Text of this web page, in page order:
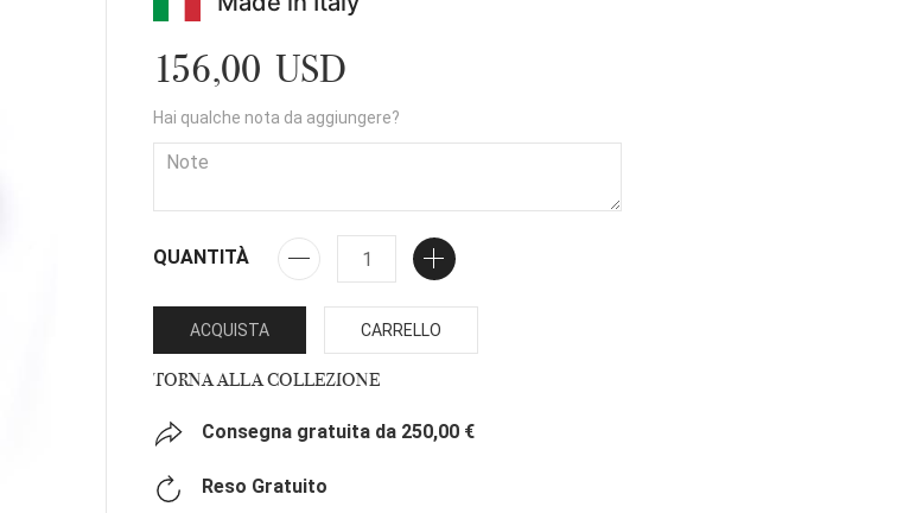
156,00 USD
Hai qualche nota da aggiungere?
QUANTITÀ
ACQUISTA CARRELLO
TORNA ALLA COLLEZIONE
Consegna gratuita da 250,00 €
Reso Gratuito